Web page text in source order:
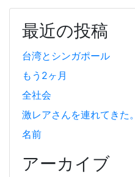
と、スマホの過度なセキュ
に影響を与えているかもし
ィ対策とその影響について簡
Coima + Rosetta 2 で、
の Docker イメージをビ
2025-03-24
Docker Desktop を使わずに
ージのビルドをする手順を
Rosetta2 を使って、クロス
最近の投稿
台湾とシンガポール
もう2ヶ月
全社会
激レアさんを連れてきた。
名前
アーカイブ